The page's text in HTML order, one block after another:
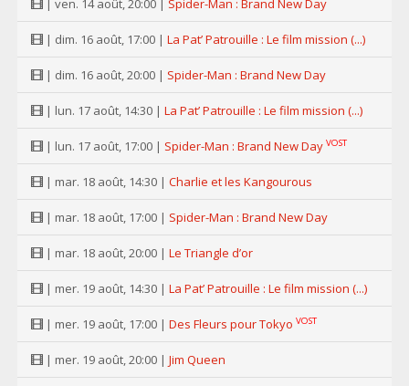
| ven. 14 août, 20:00 | Spider-Man : Brand New Day
| dim. 16 août, 17:00 | La Pat’ Patrouille : Le film mission (...)
| dim. 16 août, 20:00 | Spider-Man : Brand New Day
| lun. 17 août, 14:30 | La Pat’ Patrouille : Le film mission (...)
| lun. 17 août, 17:00 | Spider-Man : Brand New Day VOST
| mar. 18 août, 14:30 | Charlie et les Kangourous
| mar. 18 août, 17:00 | Spider-Man : Brand New Day
| mar. 18 août, 20:00 | Le Triangle d’or
| mer. 19 août, 14:30 | La Pat’ Patrouille : Le film mission (...)
| mer. 19 août, 17:00 | Des Fleurs pour Tokyo VOST
| mer. 19 août, 20:00 | Jim Queen